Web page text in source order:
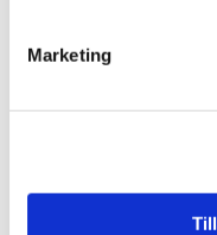
Marketing
oktober (28)
august (10)